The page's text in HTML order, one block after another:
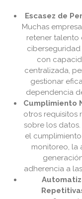
Escasez de
Muchas
retener talento
con
centralizada,
gestionar
dependencia
Cumplimiento
otros requisitos
sobre los
el
monitoreo, la
adherencia a